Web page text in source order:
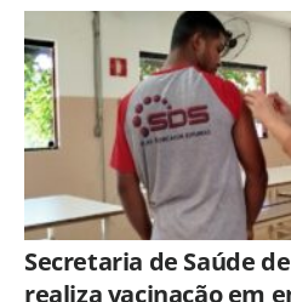
adolescentes em
Secretaria de Saúde
realiza vacinação em